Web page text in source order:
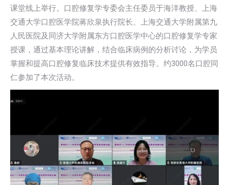
课堂线上举行。口腔修复学专委会主任委员于海洋教授、上海
交通大学口腔医学院蒋欣泉执行院长、上海交通大学附属第九
人民医院及同济大学附属东方口腔医学中心的口腔修复学专家
授课，通过基本理论讲解，结合临床病例的分析讨论，为学员
掌握和提高口腔修复临床技术提供有效指导。约3000名口腔同
仁参加了本次活动。